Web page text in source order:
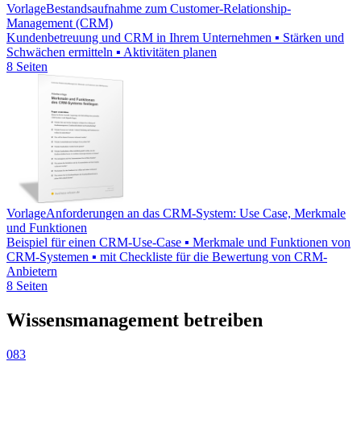
VorlageBestandsaufnahme zum Customer-Relationship-
Management (CRM)
Kundenbetreuung und CRM in Ihrem Unternehmen ▪ Stärken und
Schwächen ermitteln ▪ Aktivitäten planen
8 Seiten
VorlageAnforderungen an das CRM-System: Use Case, Merkmale
und Funktionen
Beispiel für einen CRM-Use-Case ▪ Merkmale und Funktionen von
CRM-Systemen ▪ mit Checkliste für die Bewertung von CRM-
Anbietern
8 Seiten
Wissensmanagement betreiben
083